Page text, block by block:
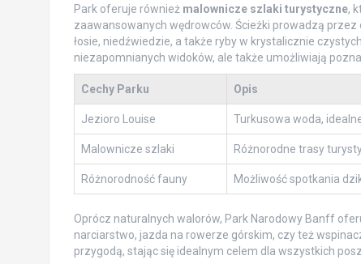
Park oferuje również malownicze szlaki turystyczne,
zaawansowanych wędrowców. Ścieżki prowadzą
łosie, niedźwiedzie, a także ryby w krystalicznie
niezapomnianych widoków, ale także umożliwiają
Cechy Parku Opis
Jezioro Louise Turkusowa woda,
Malownicze szlaki Różnorodne trasy
Różnorodność fauny Możliwość spotkania
Oprócz naturalnych walorów, Park Narodowy Banff
narciarstwo, jazda na rowerze górskim, czy też
przygodą, stając się idealnym celem dla wszystkich